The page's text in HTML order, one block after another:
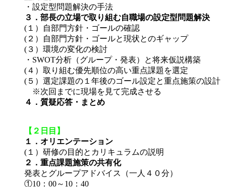
・設定型問題解決の手法
３．部長の立場で取り組む自職場の設定型問題解決
(１）自部門方針・ゴールの確認
(２）自部門方針・ゴールと現状とのギャップ
(３）環境の変化の検討
・SWOT分析（グループ・発表）と将来仮説構築
(４）取り組む優先順位の高い重点課題を選定
(５）選定課題の１年後のゴール設定と重点施策の設計
※次回までに現場を見て完成させる
４．質疑応答・まとめ
【２日目】
１．オリエンテーション
(１）研修の目的とカリキュラムの説明
２．重点課題施策の共有化
発表とグループアドバイス（一人４０分）
①10：00～10：40